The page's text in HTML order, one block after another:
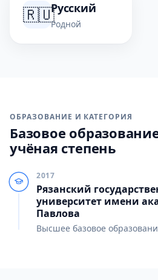
🇷🇺Русский
Родной
ОБРАЗОВАНИЕ И КАТЕГОРИЯ
Базовое
учёная степень
2017
Рязанский
университет имени
Павлова
Высшее базовое